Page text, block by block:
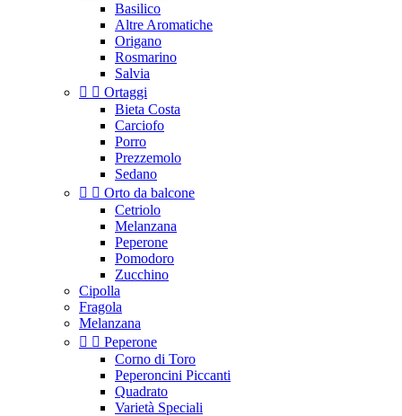
Basilico
Altre Aromatiche
Origano
Rosmarino
Salvia
  Ortaggi
Bieta Costa
Carciofo
Porro
Prezzemolo
Sedano
  Orto da balcone
Cetriolo
Melanzana
Peperone
Pomodoro
Zucchino
Cipolla
Fragola
Melanzana
  Peperone
Corno di Toro
Peperoncini Piccanti
Quadrato
Varietà Speciali